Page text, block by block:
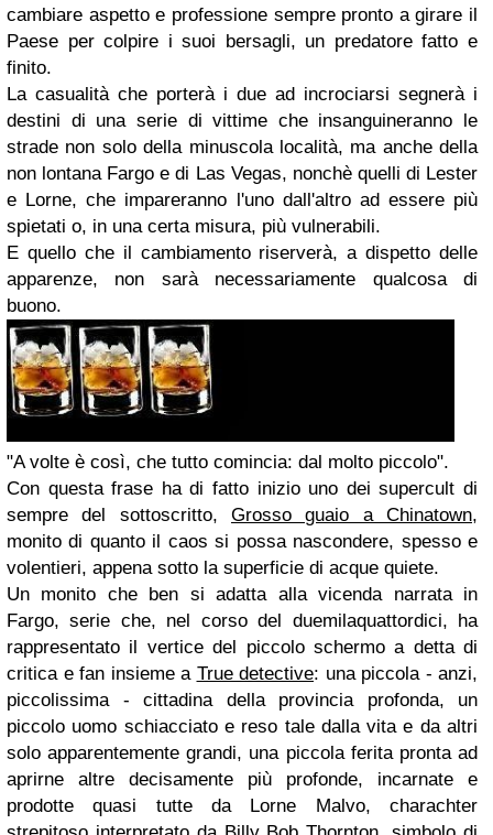
cambiare aspetto e professione sempre pronto a girare il
Paese per colpire i suoi bersagli, un predatore fatto e
finito.
La casualità che porterà i due ad incrociarsi segnerà i
destini di una serie di vittime che insanguineranno le
strade non solo della minuscola località, ma anche della
non lontana Fargo e di Las Vegas, nonchè quelli di Lester
e Lorne, che impareranno l'uno dall'altro ad essere più
spietati o, in una certa misura, più vulnerabili.
E quello che il cambiamento riserverà, a dispetto delle
apparenze, non sarà necessariamente qualcosa di
buono.
"A volte è così, che tutto comincia: dal molto piccolo".
Con questa frase ha di fatto inizio uno dei supercult di
sempre del sottoscritto, Grosso guaio a Chinatown,
monito di quanto il caos si possa nascondere, spesso e
volentieri, appena sotto la superficie di acque quiete.
Un monito che ben si adatta alla vicenda narrata in
Fargo, serie che, nel corso del duemilaquattordici, ha
rappresentato il vertice del piccolo schermo a detta di
critica e fan insieme a True detective: una piccola - anzi,
piccolissima - cittadina della provincia profonda, un
piccolo uomo schiacciato e reso tale dalla vita e da altri
solo apparentemente grandi, una piccola ferita pronta ad
aprirne altre decisamente più profonde, incarnate e
prodotte quasi tutte da Lorne Malvo, charachter